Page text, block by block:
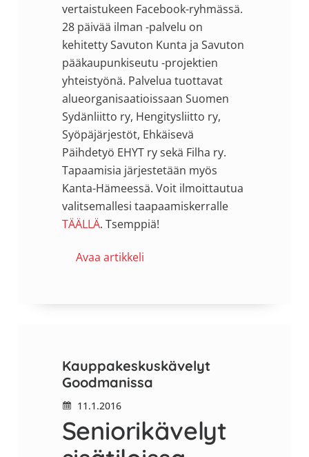
vertaistukeen Facebook-ryhmässä.
28 päivää ilman -palvelu on
kehitetty Savuton Kunta ja Savuton
pääkaupunkiseutu -projektien
yhteistyönä. Palvelua tuottavat
alueorganisaatioissaan Suomen
Sydänliitto ry, Hengitysliitto ry,
Syöpäjärjestöt, Ehkäisevä
Päihdetyö EHYT ry sekä Filha ry.
Tapaamisia järjestetään myös
Kanta-Hämeessä. Voit ilmoittautua
valitsemallesi taapaamiskerralle
TÄÄLLÄ. Tsemppiä!
Avaa artikkeli
Kauppakeskuskävelyt
Goodmanissa
11.1.2016
Seniorikävelyt